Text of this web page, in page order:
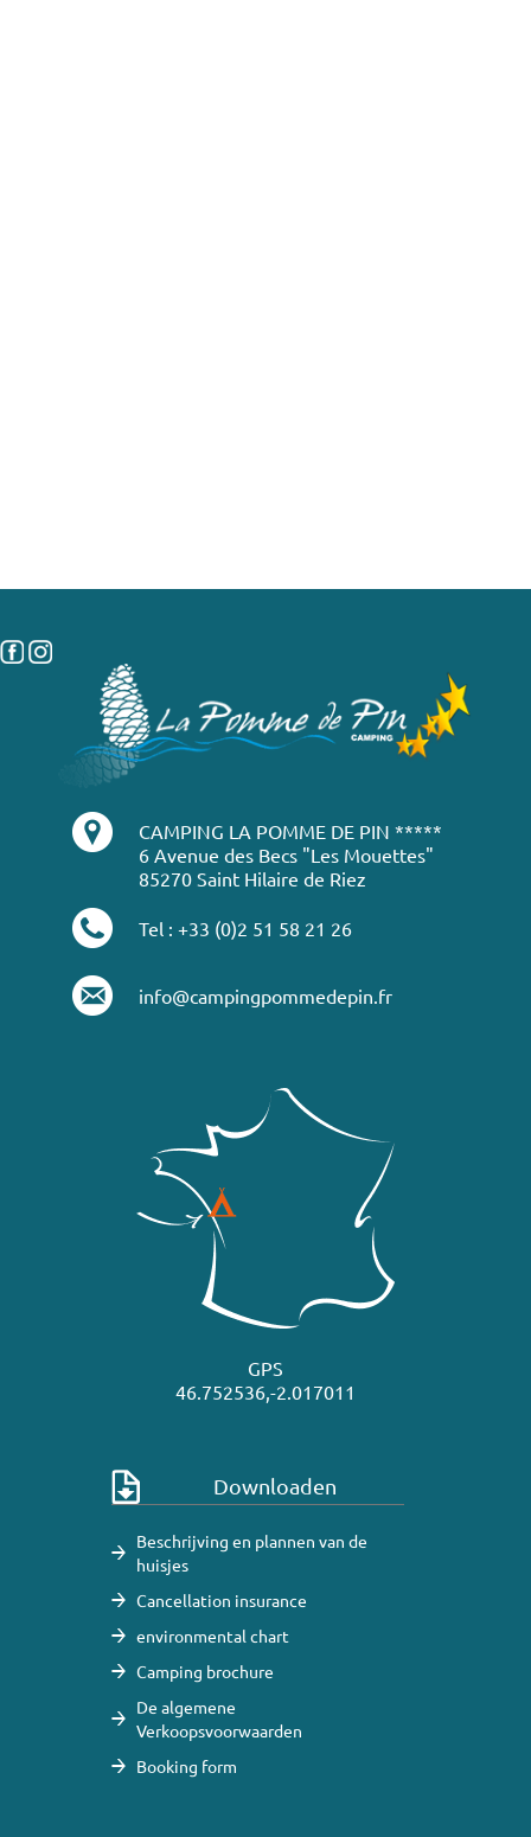
CAMPING LA POMME DE PIN *****
6 Avenue des Becs "Les Mouettes"
85270 Saint Hilaire de Riez
Tel : +33 (0)2 51 58 21 26
info@campingpommedepin.fr
GPS
46.752536,-2.017011
Downloaden
Beschrijving en plannen van de
huisjes
Cancellation insurance
environmental chart
Camping brochure
De algemene
Verkoopsvoorwaarden
Booking form